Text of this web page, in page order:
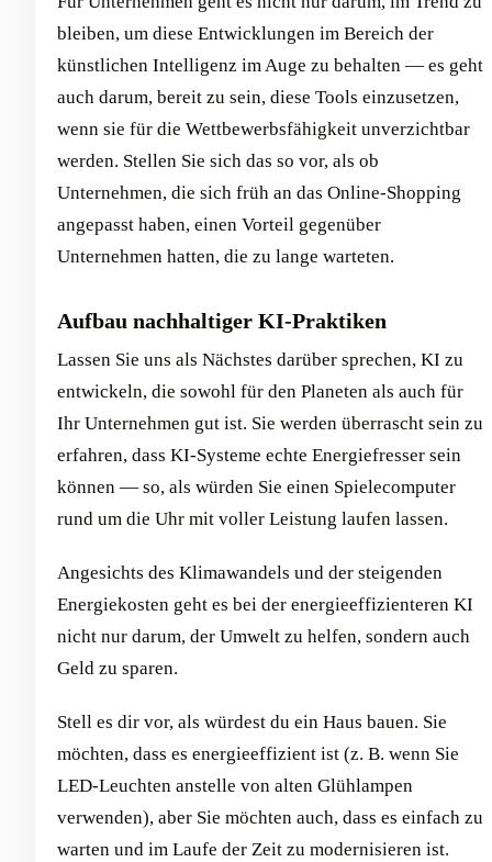
bleiben, um diese Entwicklungen im Bereich der
künstlichen Intelligenz im Auge zu behalten — es geht
auch darum, bereit zu sein, diese Tools einzusetzen,
wenn sie für die Wettbewerbsfähigkeit unverzichtbar
werden. Stellen Sie sich das so vor, als ob
Unternehmen, die sich früh an das Online-Shopping
angepasst haben, einen Vorteil gegenüber
Unternehmen hatten, die zu lange warteten.
Aufbau nachhaltiger KI-Praktiken
Lassen Sie uns als Nächstes darüber sprechen, KI zu
entwickeln, die sowohl für den Planeten als auch für
Ihr Unternehmen gut ist. Sie werden überrascht sein zu
erfahren, dass KI-Systeme echte Energiefresser sein
können — so, als würden Sie einen Spielecomputer
rund um die Uhr mit voller Leistung laufen lassen.
Angesichts des Klimawandels und der steigenden
Energiekosten geht es bei der energieeffizienteren KI
nicht nur darum, der Umwelt zu helfen, sondern auch
Geld zu sparen.
Stell es dir vor, als würdest du ein Haus bauen. Sie
möchten, dass es energieeffizient ist (z. B. wenn Sie
LED-Leuchten anstelle von alten Glühlampen
verwenden), aber Sie möchten auch, dass es einfach zu
warten und im Laufe der Zeit zu modernisieren ist.